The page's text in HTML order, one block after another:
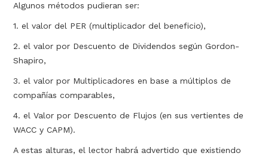
Algunos métodos pudieran ser:
1. el valor del PER (multiplicador del beneficio),
2. el valor por Descuento de Dividendos según Gordon-
Shapiro,
3. el valor por Multiplicadores en base a múltiplos de
compañías comparables,
4. el Valor por Descuento de Flujos (en sus vertientes de
WACC y CAPM).
A estas alturas, el lector habrá advertido que existiendo